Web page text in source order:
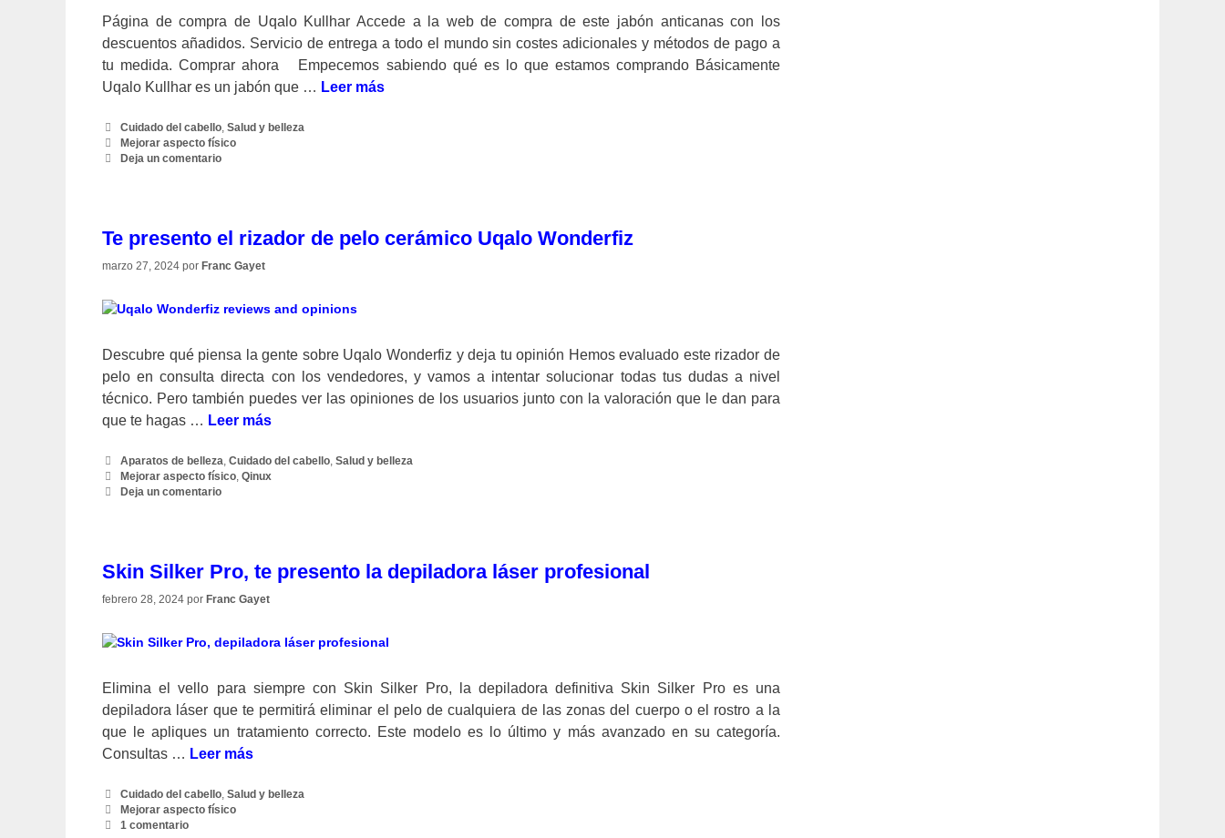
Página de compra de Uqalo Kullhar Accede a la web de compra de este jabón anticanas con los
descuentos añadidos. Servicio de entrega a todo el mundo sin costes adicionales y métodos de pago a
tu medida. Comprar ahora Empecemos sabiendo qué es lo que estamos comprando Básicamente
Uqalo Kullhar es un jabón que … Leer más
Categorías
Cuidado del cabello,Salud y belleza
Etiquetas
Mejorar aspecto físico
Deja un comentario
Te presento el rizador de pelo cerámico Uqalo Wonderfiz
marzo 27, 2024 por Franc Gayet
Descubre qué piensa la gente sobre Uqalo Wonderfiz y deja tu opinión Hemos evaluado este rizador de
pelo en consulta directa con los vendedores, y vamos a intentar solucionar todas tus dudas a nivel
técnico. Pero también puedes ver las opiniones de los usuarios junto con la valoración que le dan para
que te hagas … Leer más
Categorías
Aparatos de belleza,Cuidado del cabello,Salud y belleza
Etiquetas
Mejorar aspecto físico,Qinux
Deja un comentario
Skin Silker Pro, te presento la depiladora láser profesional
febrero 28, 2024 por Franc Gayet
Elimina el vello para siempre con Skin Silker Pro, la depiladora definitiva Skin Silker Pro es una
depiladora láser que te permitirá eliminar el pelo de cualquiera de las zonas del cuerpo o el rostro a la
que le apliques un tratamiento correcto. Este modelo es lo último y más avanzado en su categoría.
Consultas … Leer más
Categorías
Cuidado del cabello,Salud y belleza
Etiquetas
Mejorar aspecto físico
1 comentario